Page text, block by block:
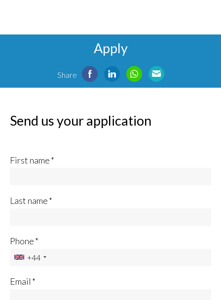
Apply
Share
Send us your application
First name*
Last name*
Phone*
+44
Email *